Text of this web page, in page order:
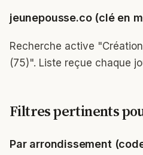
jeunepousse.co (clé en
Recherche active
(75)". Liste reçue chaque
Filtres pertinents
Par arrondissement